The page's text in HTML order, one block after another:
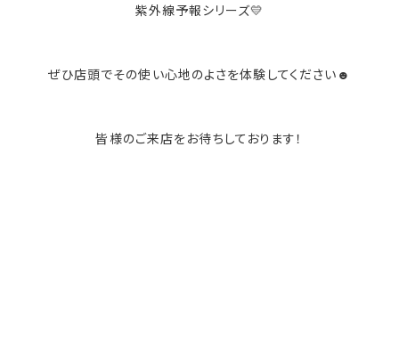
紫外線予報シリーズ💛
ぜひ店頭でその使い心地のよさを体験してください☻
皆様のご来店をお待ちしております！